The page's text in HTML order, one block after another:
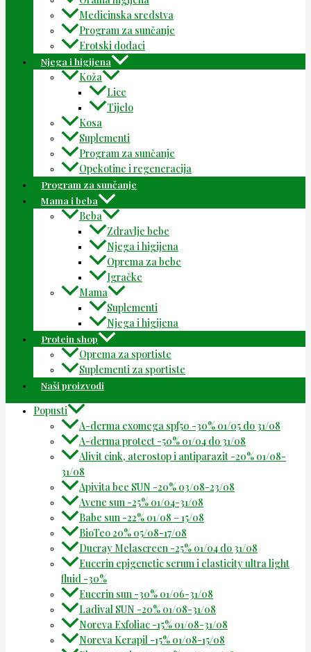
Medicinska sredstva
Program za sunčanje
Erotski dodaci
Njega i higijena
Koža
Lice
Tijelo
Kosa
Suplementi
Program za sunčanje
Opekotine i regeneracija
Program za sunčanje
Mama i beba
Beba
Zdravlje bebe
Njega i higijena
Oprema za bebe
Igračke
Mama
Suplementi
Njega i higijena
Protein shop
Oprema za sportiste
Suplementi za sportiste
Naši proizvodi
Popusti
A-derma exomega spf50 -30% 01/05 do 31/08
A-derma protect -50% 01/04 do 31/08
Alivit cink, aterostop i antiparazit -20% 01/08-
31/08
Apivita bee SUN -20% 03/08-23/08
Avene sun -25% 01/04-31/08
Babe sun -22% 01/08 – 15/08
BioTeo 20% 05/08-17/08
Ducray Melascreen -25% 01/04 do 31/08
Eucerin epigenetic serum i elasticity ultra light
fluid -30%
Eucerin sun -30% 01/06-31/08
Ladival SUN -20% 01/08-31/08
Noreva Exfoliac -15% 01/08-31/08
Noreva Kerapil -15% 01/08-15/08